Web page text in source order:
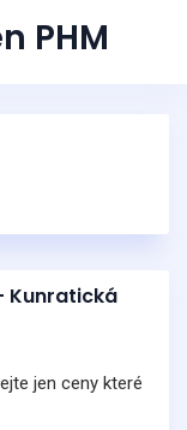
PHM
Kunratická
jen ceny které